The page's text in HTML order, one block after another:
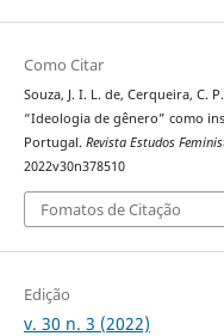
Como Citar
Souza, J. I. L. de, Cerqueira, C.
“Ideologia de gênero” como
Portugal. Revista Estudos
2022v30n378510
Fomatos de Citação
Edição
v. 30 n. 3 (2022)